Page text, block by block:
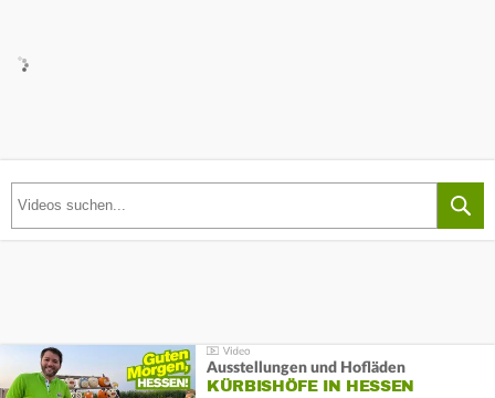
Ausstellungen und Hofläden
KÜRBISHÖFE IN HESSEN